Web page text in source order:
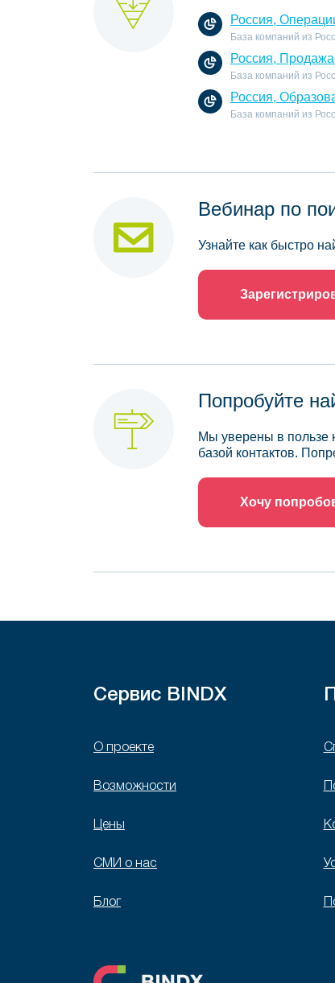
Россия,
База компаний из
Россия,
База компаний из
Россия,
База компаний из
Вебинар по
Узнайте как быстро
Попробуйте
Мы уверены в пользе
базой контактов.
Хочу
Сервис BINDX
О проекте
Возможности
Цены
СМИ о нас
Блог